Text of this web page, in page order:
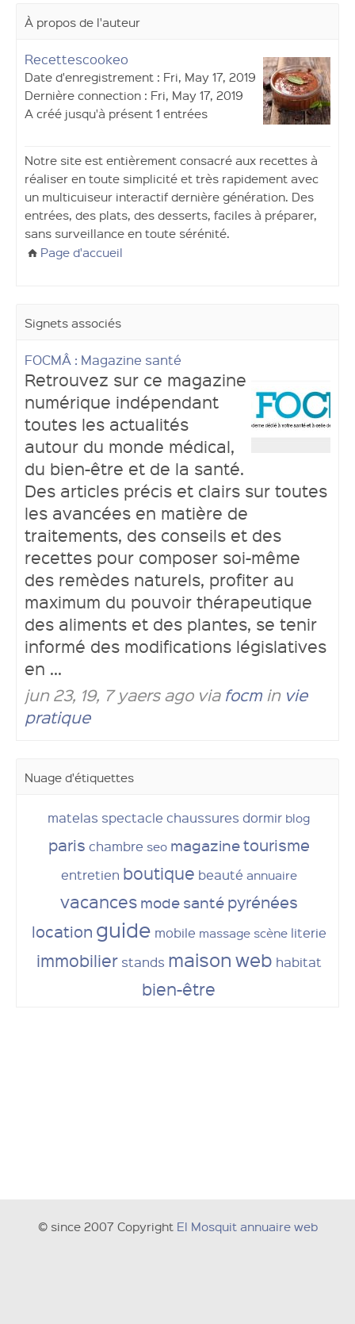
À propos de l'auteur
Recettescookeo
Date d'enregistrement : Fri, May 17, 2019
Dernière connection : Fri, May 17, 2019
A créé jusqu'à présent 1 entrées
Notre site est entièrement consacré aux recettes à
réaliser en toute simplicité et très rapidement avec
un multicuiseur interactif dernière génération. Des
entrées, des plats, des desserts, faciles à préparer,
sans surveillance en toute sérénité.
Page d'accueil
Signets associés
FOCMÂ : Magazine santé
Retrouvez sur ce magazine
numérique indépendant
toutes les actualités
autour du monde médical,
du bien-être et de la santé.
Des articles précis et clairs sur toutes
les avancées en matière de
traitements, des conseils et des
recettes pour composer soi-même
des remèdes naturels, profiter au
maximum du pouvoir thérapeutique
des aliments et des plantes, se tenir
informé des modifications législatives
en ...
jun 23, 19, 7 yaers ago via focm in vie
pratique
Nuage d'étiquettes
matelas spectacle chaussures dormir blog
paris chambre seo magazinetourisme
entretien boutique beauté annuaire
vacances mode santé pyrénées
location guide mobile massage scène literie
immobilier stands maisonweb habitat
bien-être
© since 2007 Copyright El Mosquit annuaire web